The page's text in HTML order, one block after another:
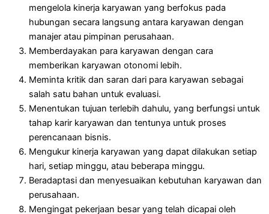
mengelola kinerja karyawan yang berfokus pada
hubungan secara langsung antara karyawan dengan
manajer atau pimpinan perusahaan.
Memberdayakan para karyawan dengan cara
memberikan karyawan otonomi lebih.
Meminta kritik dan saran dari para karyawan sebagai
salah satu bahan untuk evaluasi.
Menentukan tujuan terlebih dahulu, yang berfungsi untuk
tahap karir karyawan dan tentunya untuk proses
perencanaan bisnis.
Mengukur kinerja karyawan yang dapat dilakukan setiap
hari, setiap minggu, atau beberapa minggu.
Beradaptasi dan menyesuaikan kebutuhan karyawan dan
perusahaan.
Mengingat pekerjaan besar yang telah dicapai oleh